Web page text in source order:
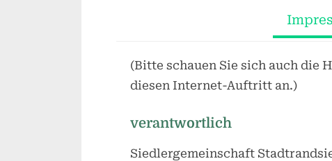
(Bitte schauen Sie sich auch die
diesen Internet-Auftritt an.)
verantwortlich
Siedlergemeinschaft